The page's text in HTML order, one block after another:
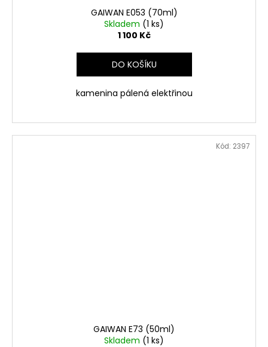
GAIWAN E053 (70ml)
Skladem (1 ks)
1 100 Kč
DO KOŠÍKU
kamenina pálená elektřinou
GAIWAN E73 (50ml)
Skladem (1 ks)
Kód: 2397